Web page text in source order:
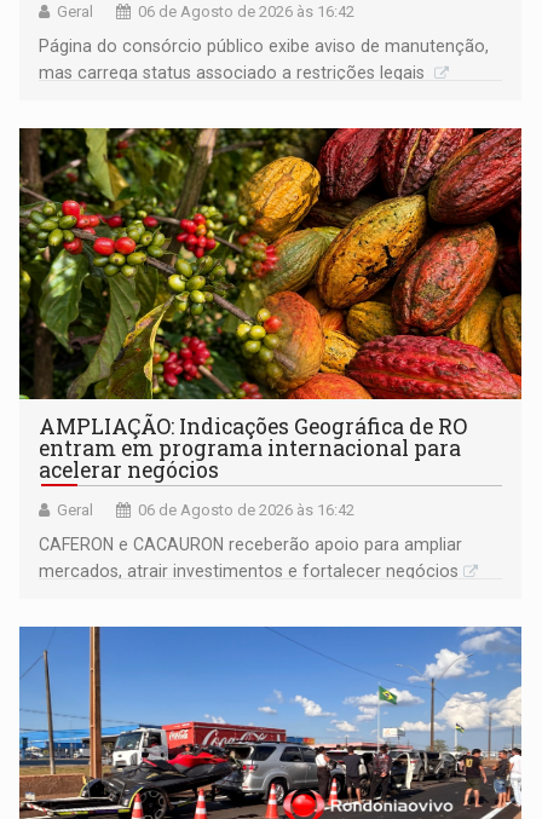
Geral 06 de Agosto de 2026 às 16:42
Página do consórcio público exibe aviso de manutenção,
mas carrega status associado a restrições legais
AMPLIAÇÃO: Indicações Geográfica de RO
entram em programa internacional para
acelerar negócios
Geral 06 de Agosto de 2026 às 16:42
CAFERON e CACAURON receberão apoio para ampliar
mercados, atrair investimentos e fortalecer negócios